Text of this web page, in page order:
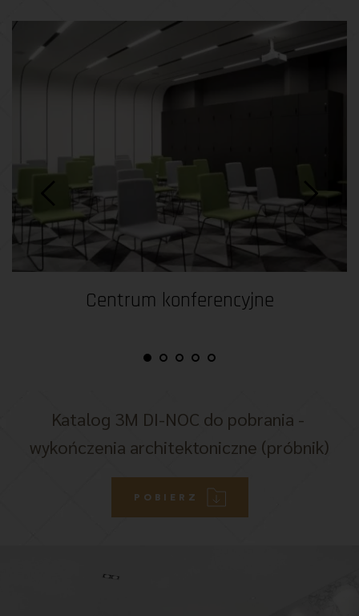
Centrum konferencyjne
Katalog 3M DI-NOC do pobrania -
wykończenia architektoniczne (próbnik)
POBIERZ